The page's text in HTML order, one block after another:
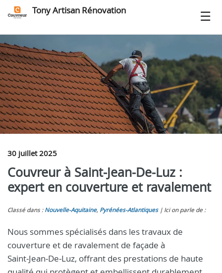
Tony Artisan Rénovation
30 juillet 2025
Couvreur à Saint‑Jean‑De‑Luz :
expert en couverture et ravalement
Classé dans : Nouvelle-Aquitaine, Pyrénées-Atlantiques Ici on parle de :
Nous sommes spécialisés dans les travaux de
couverture et de ravalement de façade à
Saint‑Jean‑De‑Luz, offrant des prestations de haute